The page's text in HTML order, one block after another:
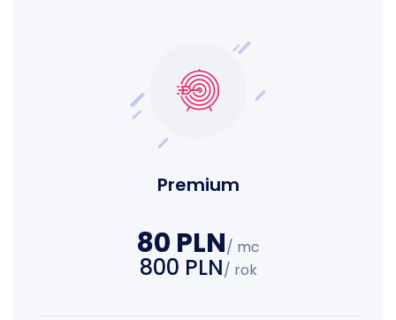
Premium
80 PLN/ mc
800 PLN/ rok